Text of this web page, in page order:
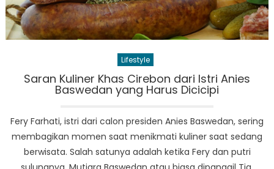
Pengalaman
dan
Pertemanan
Lifestyle
Saran Kuliner Khas Cirebon dari Istri Anies
Baswedan yang Harus Dicicipi
Fery Farhati, istri dari calon presiden Anies Baswedan, sering
membagikan momen saat menikmati kuliner saat sedang
berwisata. Salah satunya adalah ketika Fery dan putri